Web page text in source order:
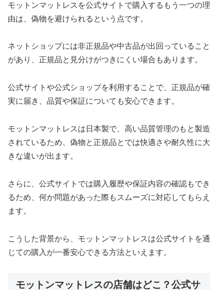
モットンマットレスを公式サイトで購入するもう一つの理
由は、偽物を避けられるという点です。
ネットショップには非正規品や中古品が出回っていること
があり、正規品と見分けがつきにくい場合もあります。
公式サイトや公式ショップを利用することで、正規品が確
実に届き、品質や保証についても安心できます。
モットンマットレスは日本製で、高い品質管理のもと製造
されているため、偽物と正規品とでは快適さや耐久性に大
きな違いが出ます。
さらに、公式サイトでは購入履歴や保証内容の確認もでき
るため、何か問題があった際もスムーズに対応してもらえ
ます。
こうした背景から、モットンマットレスは公式サイトを通
じての購入が一番安心できる方法といえます。
モットンマットレスの店舗はどこ？公式サ